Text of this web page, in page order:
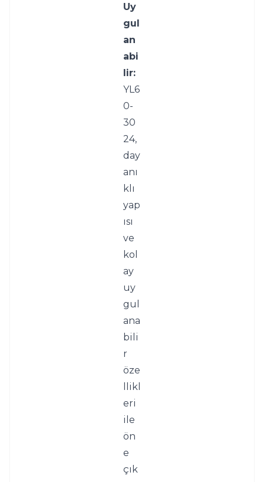
Uy
gul
an
abi
lir:
YL6
0-
30
24,
day
anı
klı
yap
ısı
ve
kol
ay
uy
gul
ana
bili
r
öze
llikl
eri
ile
ön
e
çık